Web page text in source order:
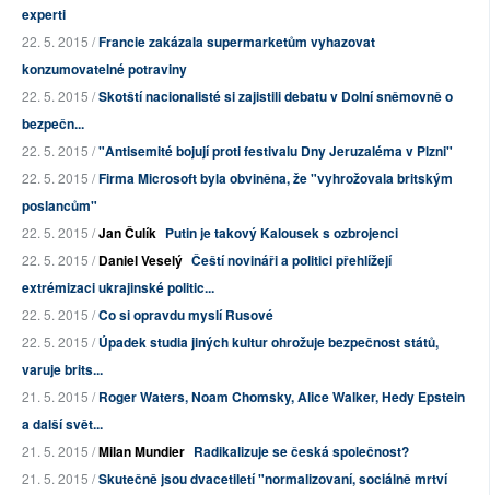
experti
22. 5. 2015 /Francie zakázala supermarketům vyhazovat
konzumovatelné potraviny
22. 5. 2015 /Skotští nacionalisté si zajistili debatu v Dolní sněmovně o
bezpečn...
22. 5. 2015 /"Antisemité bojují proti festivalu Dny Jeruzaléma v Plzni"
22. 5. 2015 /Firma Microsoft byla obviněna, že "vyhrožovala britským
poslancům"
22. 5. 2015 /Jan Čulík Putin je takový Kalousek s ozbrojenci
22. 5. 2015 /Daniel Veselý Čeští novináři a politici přehlížejí
extrémizaci ukrajinské politic...
22. 5. 2015 /Co si opravdu myslí Rusové
22. 5. 2015 /Úpadek studia jiných kultur ohrožuje bezpečnost států,
varuje brits...
21. 5. 2015 /Roger Waters, Noam Chomsky, Alice Walker, Hedy Epstein
a další svět...
21. 5. 2015 /Milan Mundier Radikalizuje se česká společnost?
21. 5. 2015 /Skutečně jsou dvacetiletí "normalizovaní, sociálně mrtví